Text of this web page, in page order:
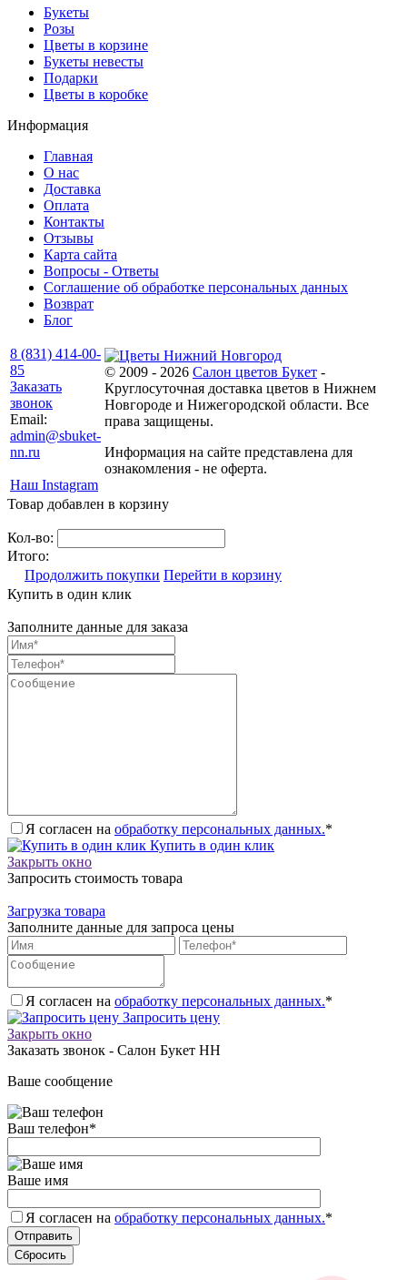
Букеты
Розы
Цветы в корзине
Букеты невесты
Подарки
Цветы в коробке
Информация
Главная
О нас
Доставка
Оплата
Контакты
Отзывы
Карта сайта
Вопросы - Ответы
Соглашение об обработке персональных данных
Возврат
Блог
8 (831) 414-00-
85
Заказать
звонок
Email:
admin@sbuket-
nn.ru
Наш Instagram
© 2009 - 2026 Салон цветов Букет -
Круглосуточная доставка цветов в Нижнем
Новгороде и Нижегородской области. Все
права защищены.
Информация на сайте представлена для
ознакомления - не оферта.
Товар добавлен в корзину
Кол-во:
Итого:
Продолжить покупки Перейти в корзину
Купить в один клик
Заполните данные для заказа
Я согласен на обработку персональных данных.*
Купить в один клик
Закрыть окно
Запросить стоимость товара
Загрузка товара
Заполните данные для запроса цены
Я согласен на обработку персональных данных.*
Запросить цену
Закрыть окно
Заказать звонок - Салон Букет НН
Ваше сообщение
Ваш телефон*
Ваше имя
Я согласен на обработку персональных данных.*